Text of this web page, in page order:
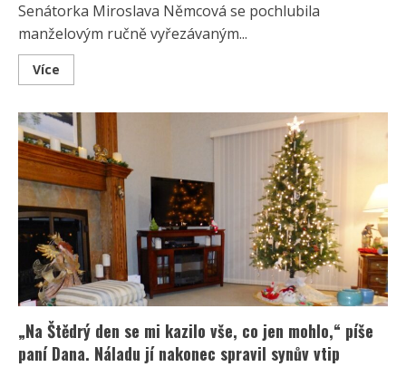
Senátorka Miroslava Němcová se pochlubila
manželovým ručně vyřezávaným...
Více
more
Němcová
ohromila
fanoušky
dárkem
od
svého
manžela:
Za
nádherný
betlém
sklízí
samou
chválu
„Na Štědrý den se mi kazilo vše, co jen mohlo,“ píše
paní Dana. Náladu jí nakonec spravil synův vtip